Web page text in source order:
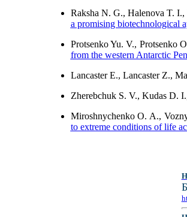
Raksha N. G., Halenova T.
a promising biotechnological
Protsenko Yu. V., Protsenko
from the western Antarctic
Lancaster E., Lancaster Z.,
Zherebchuk S. V., Kudas D.
Miroshnychenko O. A.,
to extreme conditions of life